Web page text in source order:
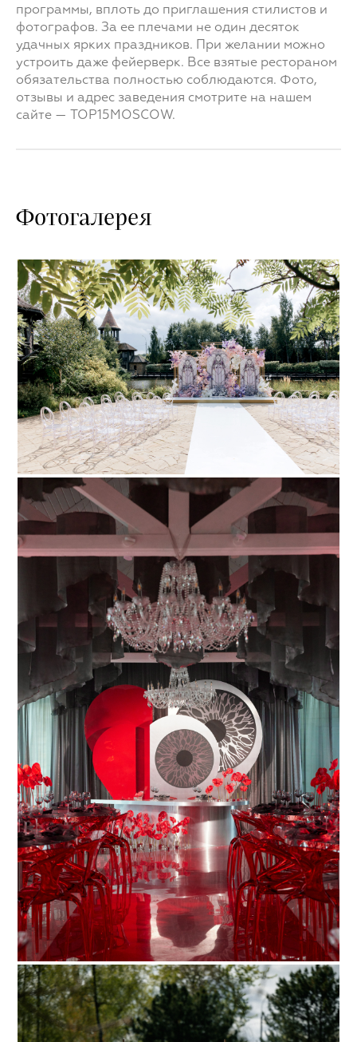
программы, вплоть до приглашения стилистов и
фотографов. За ее плечами не один десяток
удачных ярких праздников. При желании можно
устроить даже фейерверк. Все взятые рестораном
обязательства полностью соблюдаются. Фото,
отзывы и адрес заведения смотрите на нашем
сайте — TOP15MOSCOW.
Фотогалерея